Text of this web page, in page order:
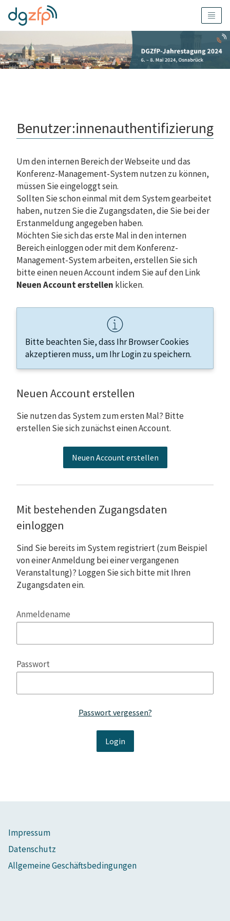
Benutzer:innenauthentifizierung
Um den internen Bereich der Webseite und das
Konferenz-Management-System nutzen zu können,
müssen Sie eingeloggt sein.
Sollten Sie schon einmal mit dem System gearbeitet
haben, nutzen Sie die Zugangsdaten, die Sie bei der
Erstanmeldung angegeben haben.
Möchten Sie sich das erste Mal in den internen
Bereich einloggen oder mit dem Konferenz-
Management-System arbeiten, erstellen Sie sich
bitte einen neuen Account indem Sie auf den Link
Neuen Account erstellen klicken.
Bitte beachten Sie, dass Ihr Browser Cookies
akzeptieren muss, um Ihr Login zu speichern.
Neuen Account erstellen
Sie nutzen das System zum ersten Mal? Bitte
erstellen Sie sich zunächst einen Account.
Neuen Account erstellen
Mit bestehenden Zugangsdaten
einloggen
Sind Sie bereits im System registriert (zum Beispiel
von einer Anmeldung bei einer vergangenen
Veranstaltung)? Loggen Sie sich bitte mit Ihren
Zugangsdaten ein.
Anmeldename
Passwort
Passwort vergessen?
Impressum
Datenschutz
Allgemeine Geschäftsbedingungen